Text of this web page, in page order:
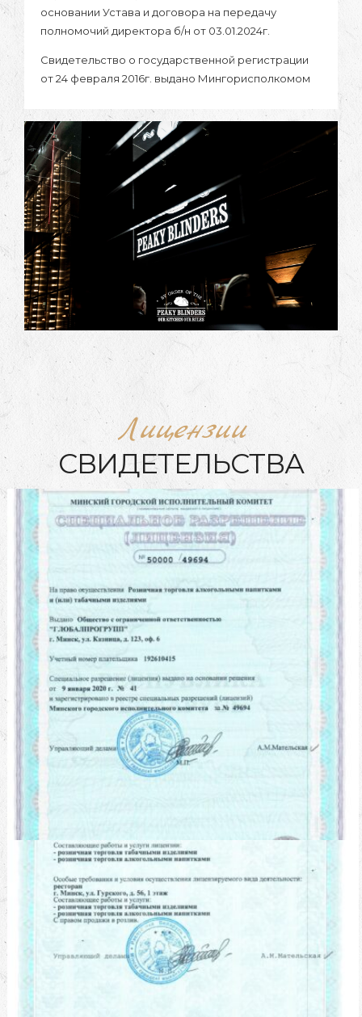
основании Устава и договора на передачу
полномочий директора б/н от 03.01.2024г.
Свидетельство о государственной регистрации
от 24 февраля 2016г. выдано Мингорисполкомом
Лицензии
СВИДЕТЕЛЬСТВА